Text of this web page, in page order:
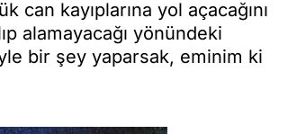
can kayıplarına yol açacağını
alamayacağı yönündeki
bir şey yaparsak, eminim ki